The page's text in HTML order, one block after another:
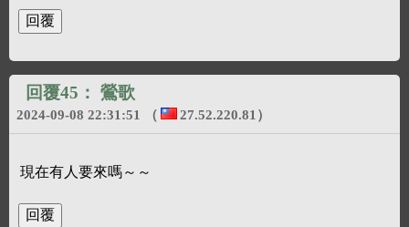
回覆45： 鶯歌
2024-09-08 22:31:51 （ 27.52.220.81 ）
現在有人要來嗎～～